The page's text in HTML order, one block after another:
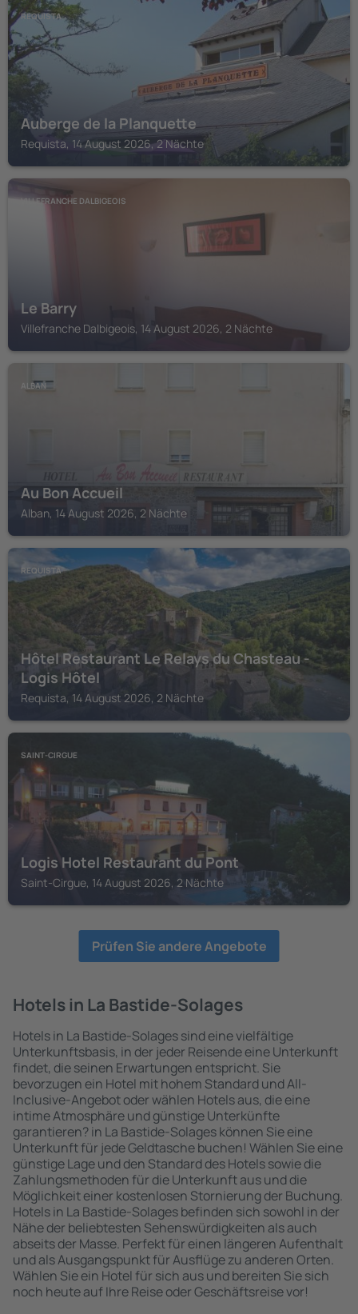
REQUISTA
Auberge de la Planquette
Requista, 14 August 2026, 2 Nächte
VILLEFRANCHE DALBIGEOIS
Le Barry
Villefranche Dalbigeois, 14 August 2026, 2 Nächte
ALBAN
Au Bon Accueil
Alban, 14 August 2026, 2 Nächte
REQUISTA
Hôtel Restaurant Le Relays du Chasteau -
Logis Hôtel
Requista, 14 August 2026, 2 Nächte
SAINT-CIRGUE
Logis Hotel Restaurant du Pont
Saint-Cirgue, 14 August 2026, 2 Nächte
Prüfen Sie andere Angebote
Hotels in La Bastide-Solages
Hotels in La Bastide-Solages sind eine vielfältige
Unterkunftsbasis, in der jeder Reisende eine Unterkunft
findet, die seinen Erwartungen entspricht. Sie
bevorzugen ein Hotel mit hohem Standard und All-
Inclusive-Angebot oder wählen Hotels aus, die eine
intime Atmosphäre und günstige Unterkünfte
garantieren? in La Bastide-Solages können Sie eine
Unterkunft für jede Geldtasche buchen! Wählen Sie eine
günstige Lage und den Standard des Hotels sowie die
Zahlungsmethoden für die Unterkunft aus und die
Möglichkeit einer kostenlosen Stornierung der Buchung.
Hotels in La Bastide-Solages befinden sich sowohl in der
Nähe der beliebtesten Sehenswürdigkeiten als auch
abseits der Masse. Perfekt für einen längeren Aufenthalt
und als Ausgangspunkt für Ausflüge zu anderen Orten.
Wählen Sie ein Hotel für sich aus und bereiten Sie sich
noch heute auf Ihre Reise oder Geschäftsreise vor!